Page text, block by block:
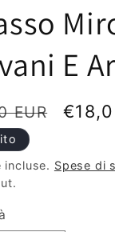
A
e
g
e
o
E
EUR
incluse. Spese di